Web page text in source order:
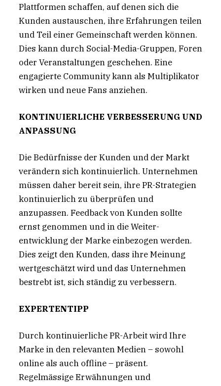
Plattformen schaffen, auf denen sich die
Kunden austauschen, ihre Erfahrungen teilen
und Teil einer Gemeinschaft werden können.
Dies kann durch Social-Media-Gruppen, Foren
oder Veranstaltungen geschehen. Eine
engagierte Community kann als Multiplikator
wirken und neue Fans anziehen.
KONTINUIERLICHE VERBESSERUNG UND
ANPASSUNG
Die Bedürfnisse der Kunden und der Markt
verändern sich kontinuierlich. Unternehmen
müssen daher bereit sein, ihre PR-Strategien
kontinuierlich zu überprüfen und
anzupassen. Feedback von Kunden sollte
ernst genommen und in die Weiter-
entwicklung der Marke einbezogen werden.
Dies zeigt den Kunden, dass ihre Meinung
wertgeschätzt wird und das Unternehmen
bestrebt ist, sich ständig zu verbessern.
EXPERTENTIPP
Durch kontinuierliche PR-Arbeit wird Ihre
Marke in den relevanten Medien – sowohl
online als auch offline – präsent.
Regelmässige Erwähnungen und